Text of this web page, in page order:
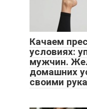
Качаем
условиях:
мужчин.
домашних
своими